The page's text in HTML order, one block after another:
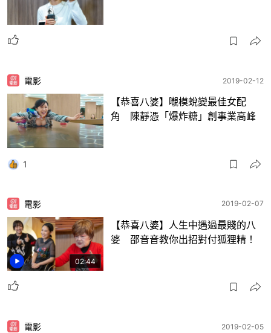
電影 2019-02-12
【恭喜八婆】𡃁模蛻變最佳女配
角 陳靜憑「爆炸糖」創事業高峰
1
02:44
電影 2019-02-07
【恭喜八婆】人生中遇過最賤的八
婆 邵音音教你出招對付狐狸精！
電影 2019-02-05